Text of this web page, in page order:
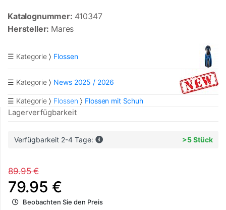
Katalognummer: 410347
Hersteller: Mares
☰ Kategorie Flossen
☰ Kategorie News 2025 / 2026
☰ Kategorie Flossen Flossen mit Schuh
Lagerverfügbarkeit
Verfügbarkeit 2-4 Tage: >5 Stück
89.95 €
79.95 €
Beobachten Sie den Preis